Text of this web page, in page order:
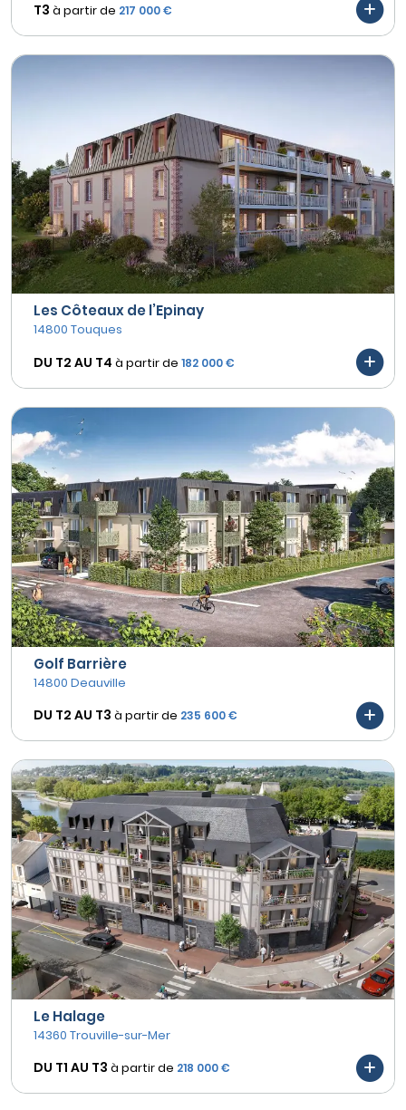
T3 à partir de 217 000 €
Les Côteaux de l’Epinay
14800 Touques
DU T2 AU T4 à partir de 182 000 €
Golf Barrière
14800 Deauville
DU T2 AU T3 à partir de 235 600 €
Le Halage
14360 Trouville-sur-Mer
DU T1 AU T3 à partir de 218 000 €